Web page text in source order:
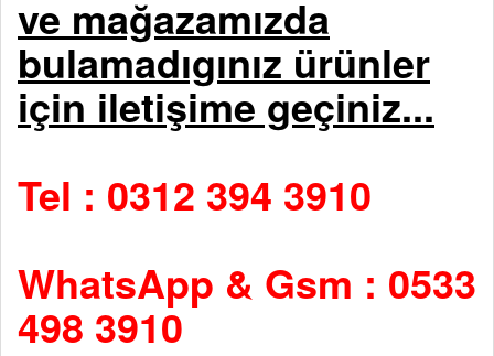
ve mağazamızda
bulamadıgınız ürünler
için iletişime geçiniz...
Tel : 0312 394 3910
WhatsApp & Gsm : 0533
498 3910